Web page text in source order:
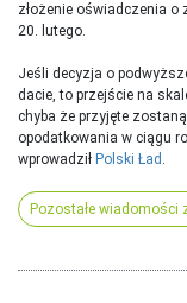
złożenie oświadczenia
20. lutego.
Jeśli decyzja o
dacie, to przejście na
chyba że przyjęte
opodatkowania w ciągu
wprowadził Polski Ład .
Pozostałe wiadomości